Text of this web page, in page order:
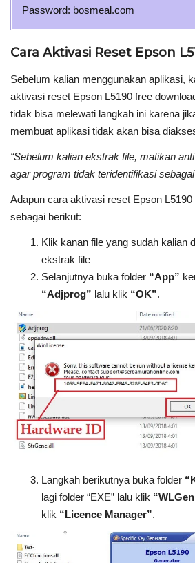
Password: bosmeal.com
Cara Aktivasi Reset Epson
Sebelum kalian menggunakan aplikasi,
aktivasi reset Epson L5190 free
tidak bisa melewati langkah ini karena
membuat aplikasi tidak akan bisa
“Sebelum kalian ekstrak file, matikan
agar program tidak teridentifikasi
Adapun cara aktivasi reset Epson L5190
sebagai berikut:
Klik kanan file yang sudah kalian
ekstrak file
Selanjutnya buka folder “App”
“Adjprog” lalu klik “OK”.
Langkah berikutnya buka folder
lagi folder “EXE” lalu klik
klik “Licence Manager”.